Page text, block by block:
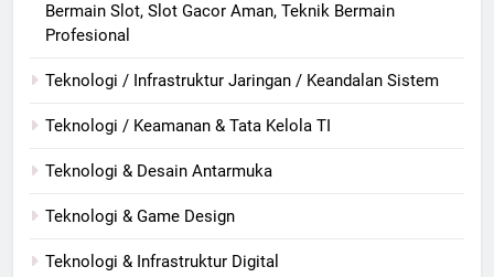
Bermain Slot, Slot Gacor Aman, Teknik Bermain
Profesional
Teknologi / Infrastruktur Jaringan / Keandalan Sistem
Teknologi / Keamanan & Tata Kelola TI
Teknologi & Desain Antarmuka
Teknologi & Game Design
Teknologi & Infrastruktur Digital